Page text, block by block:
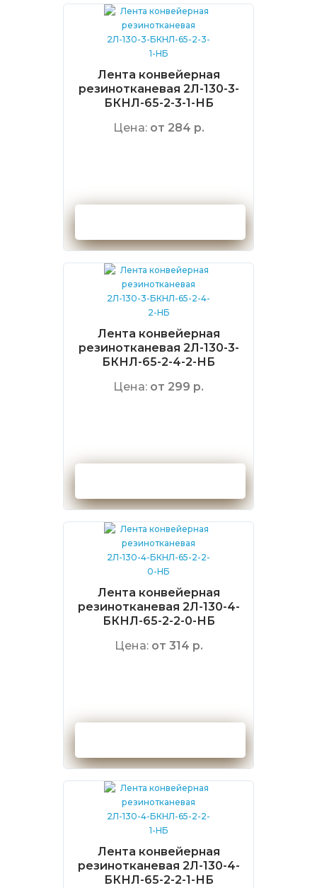
Лента конвейерная
резинотканевая 2Л-130-3-
БКНЛ-65-2-3-1-НБ
Цена: от 284 р.
Лента конвейерная
резинотканевая 2Л-130-3-
БКНЛ-65-2-4-2-НБ
Цена: от 299 р.
Лента конвейерная
резинотканевая 2Л-130-4-
БКНЛ-65-2-2-0-НБ
Цена: от 314 р.
Лента конвейерная
резинотканевая 2Л-130-4-
БКНЛ-65-2-2-1-НБ